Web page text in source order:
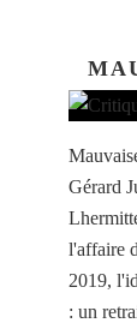
Gérard
l'affaire
2019,
: un